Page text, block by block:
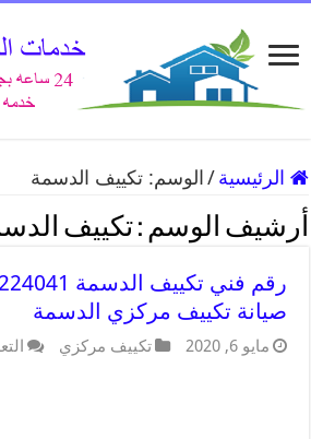
الرئيسية / الوسم:تكييف الدسمة
أرشيف الوسم :تكييف
صيانة تكييف مركزي الدسمة
مايو 6, 2020 تكييف مركزي